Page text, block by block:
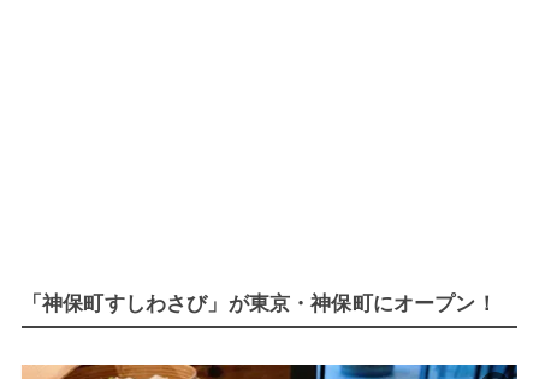
「神保町すしわさび」が東京・神保町にオープン！